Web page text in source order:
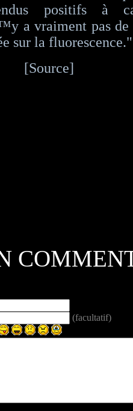
positifs à
a vraiment pas de
sur la fluorescence."
[Source]
(facultatif)